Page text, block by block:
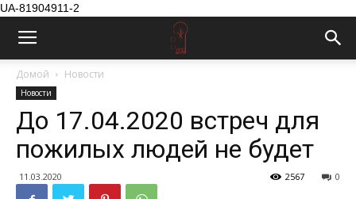
UA-81904911-2
Домой Новости
Новости
До 17.04.2020 встреч для
пожилых людей не будет
11.03.2020 0
2567